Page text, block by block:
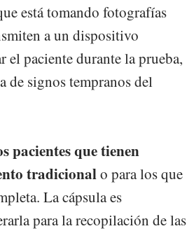
está tomando fotografías
a un dispositivo
paciente durante la prueba,
de signos tempranos del
pacientes que tienen
tradicionalo para los que
La cápsula es
para la recopilación de las